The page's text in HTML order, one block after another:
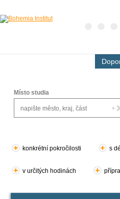
Místo studia
konkrétní pokročilosti s
v určitých hodinách